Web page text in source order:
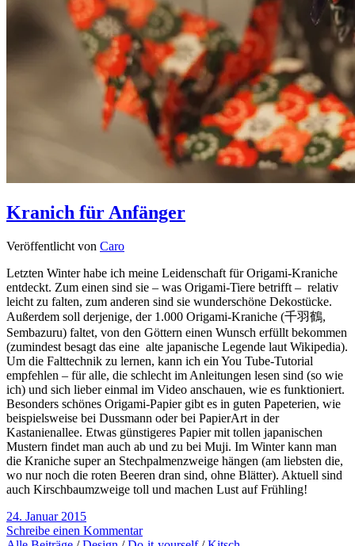
Kranich für Anfänger
Veröffentlicht von Caro
Letzten Winter habe ich meine Leidenschaft für Origami-Kraniche
entdeckt. Zum einen sind sie – was Origami-Tiere betrifft – relativ
leicht zu falten, zum anderen sind sie wunderschöne Dekostücke.
Außerdem soll derjenige, der 1.000 Origami-Kraniche (千羽鶴,
Sembazuru) faltet, von den Göttern einen Wunsch erfüllt bekommen
(zumindest besagt das eine alte japanische Legende laut Wikipedia).
Um die Falttechnik zu lernen, kann ich ein You Tube-Tutorial
empfehlen – für alle, die schlecht im Anleitungen lesen sind (so wie
ich) und sich lieber einmal im Video anschauen, wie es funktioniert.
Besonders schönes Origami-Papier gibt es in guten Papeterien, wie
beispielsweise bei Dussmann oder bei PapierArt in der
Kastanienallee. Etwas günstigeres Papier mit tollen japanischen
Mustern findet man auch ab und zu bei Muji. Im Winter kann man
die Kraniche super an Stechpalmenzweige hängen (am liebsten die,
wo nur noch die roten Beeren dran sind, ohne Blätter). Aktuell sind
auch Kirschbaumzweige toll und machen Lust auf Frühling!
24. Januar 2015
Schreibe einen Kommentar